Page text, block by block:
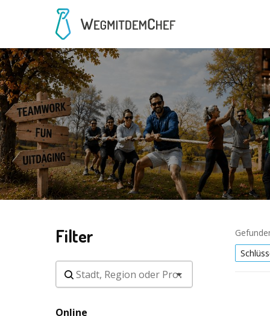
Filter
Online